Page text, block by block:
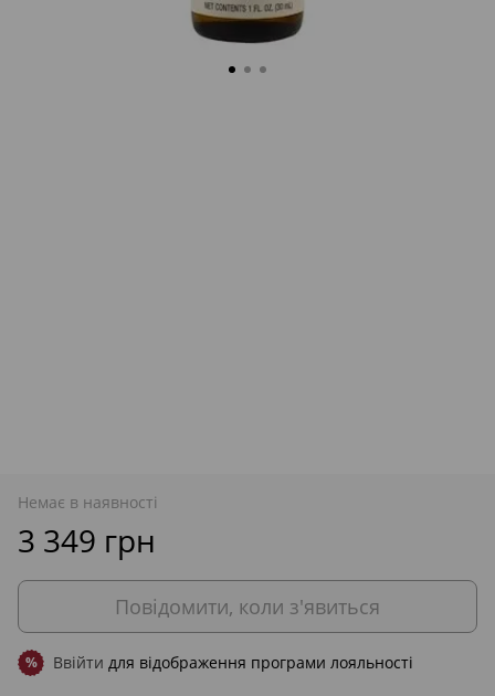
Немає в наявності
3 349 грн
Повідомити, коли з'явиться
% Ввійти для відображення програми лояльності